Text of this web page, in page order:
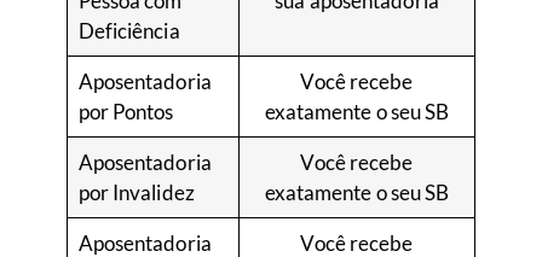
Deficiência
Aposentadoria
por Pontos
Você recebe
exatamente o seu SB
Aposentadoria
por Invalidez
Você recebe
exatamente o seu SB
Aposentadoria
Você recebe